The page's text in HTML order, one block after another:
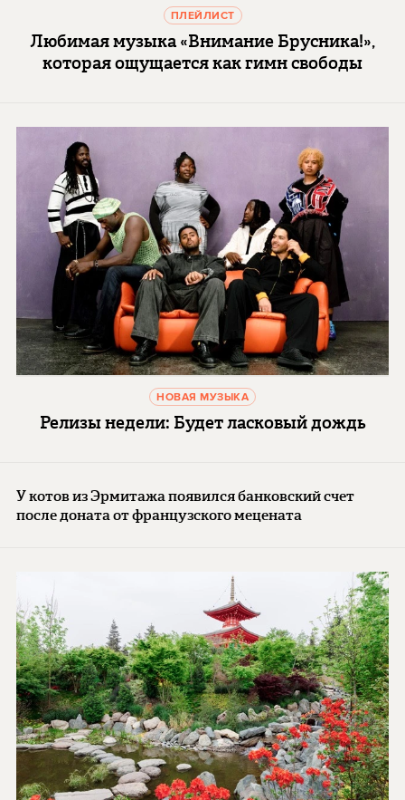
ПЛЕЙЛИСТ
Любимая музыка «Внимание Брусника!»,
которая ощущается как гимн свободы
НОВАЯ МУЗЫКА
Релизы недели: Будет ласковый дождь
У котов из Эрмитажа появился банковский счет
после доната от французского мецената